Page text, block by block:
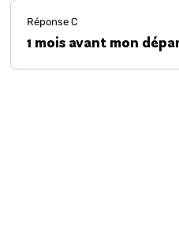
Réponse C
1 mois avant mon